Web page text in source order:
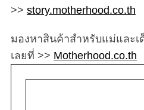
>> story.motherhood.co.th
มองหาสินค้าสำหรับแม่และเ
เลยที่ >> Motherhood.co.th